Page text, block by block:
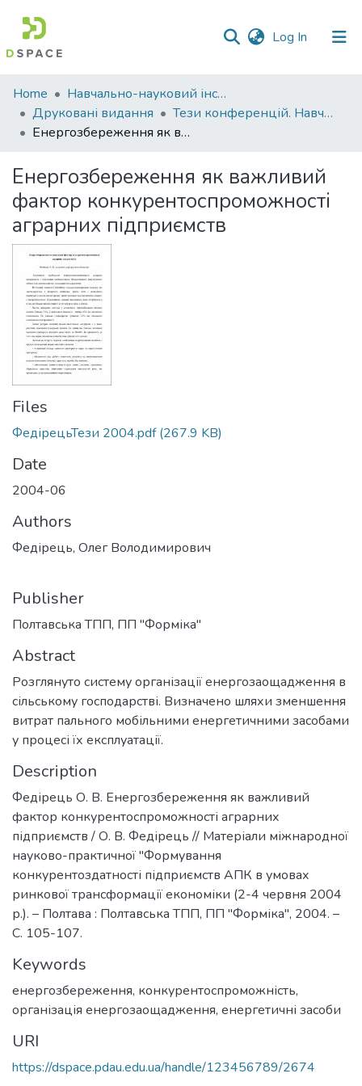
Log In (current)
Communities
&
Collections
Statistics
Home
Навчально-науковий інститут економіки, управління, права та інформаційних технологій
Друковані видання
Тези конференцій. Навчально-науковий інститут економіки, управління, права та інформаційних технологій
Енергозбереження як важливий фактор конкурентоспроможності аграрних підприємств
Енергозбереження як важливий
фактор конкурентоспроможності
аграрних підприємств
Files
ФедірецьТези 2004.pdf(267.9 KB)
Date
2004-06
Authors
Федірець, Олег Володимирович
Publisher
Полтавська ТПП, ПП "Форміка"
Abstract
Розглянуто систему організації енергозаощадження в
сільському господарстві. Визначено шляхи зменшення
витрат пального мобільними енергетичними засобами
у процесі їх експлуатації.
Description
Федірець О. В. Енергозбереження як важливий
фактор конкурентоспроможності аграрних
підприємств / О. В. Федірець // Матеріали міжнародної
науково-практичної "Формування
конкурентоздатності підприємств АПК в умовах
ринкової трансформації економіки (2-4 червня 2004
р.). – Полтава : Полтавська ТПП, ПП "Форміка", 2004. –
С. 105-107.
Keywords
енергозбереження, конкурентоспроможність,
організація енергозаощадження, енергетичні засоби
URI
https://dspace.pdau.edu.ua/handle/123456789/2674